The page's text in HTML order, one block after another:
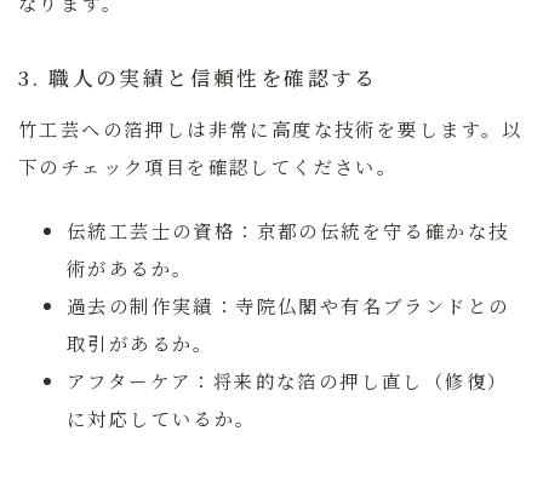
3. 職人の実績と信頼性を確認する
竹工芸への箔押しは非常に高度な技術を要します。以
下のチェック項目を確認してください。
伝統工芸士の資格： 京都の伝統を守る確かな技
術があるか。
過去の制作実績： 寺院仏閣や有名ブランドとの
取引があるか。
アフターケア： 将来的な箔の押し直し（修復）
に対応しているか。